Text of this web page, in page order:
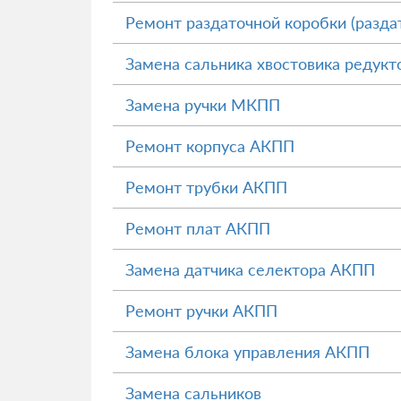
Ремонт раздаточной коробки
Замена сальника хвостовика
Замена ручки МКПП
Ремонт корпуса АКПП
Ремонт трубки АКПП
Ремонт плат АКПП
Замена датчика селектора АКПП
Ремонт ручки АКПП
Замена блока управления АКПП
Замена сальников